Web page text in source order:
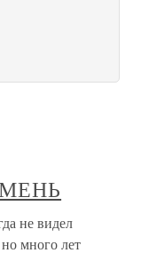
не видел
много лет